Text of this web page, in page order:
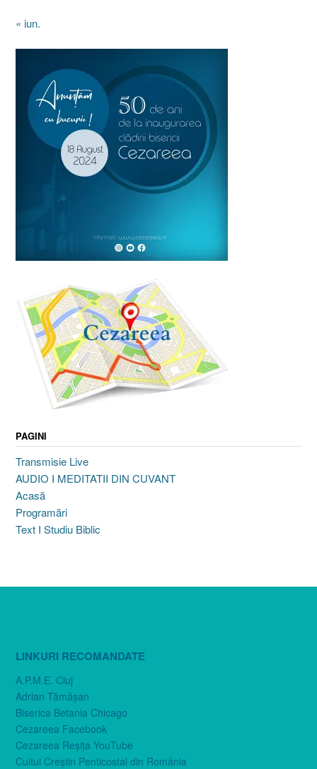
« iun.
PAGINI
Transmisie Live
AUDIO I MEDITATII DIN CUVANT
Acasă
Programări
Text I Studiu Biblic
LINKURI RECOMANDATE
A.P.M.E. Cluj
Adrian Tămăşan
Biserica Betania Chicago
Cezareea Facebook
Cezareea Reşiţa YouTube
Cultul Creştin Penticostal din România